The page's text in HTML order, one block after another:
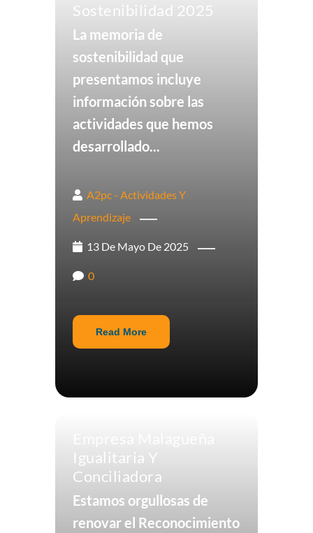
Sostenibilidad 2025
La memoria de
sostenibilidad que
presentamos incluye
información sobre las
actividades que hemos
desarrollado...
A2pc - Actividades Y
Aprendizaje
13 De Mayo De 2025
0
Read More
Igualitaria Y
Conciliadora
Estamos orgullosas de
renovar el Reconocimiento